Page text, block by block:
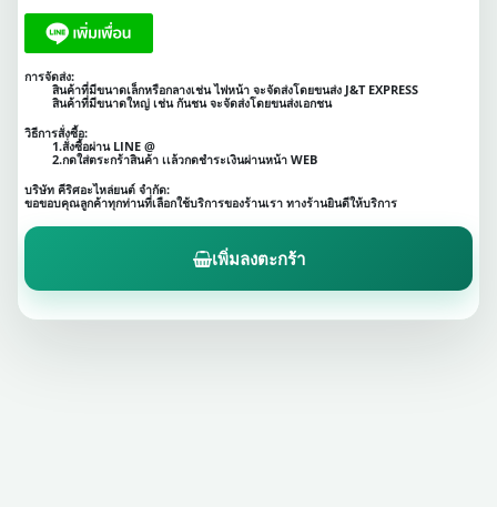
การจัดส่ง:
สินค้าที่มีขนาดเล็กหรือกลางเช่น ไฟหน้า จะจัดส่งโดยขนส่ง J&T EXPRESS
สินค้าที่มีขนาดใหญ่ เช่น กันชน จะจัดส่งโดยขนส่งเอกชน
วิธีการสั่งซื้อ:
1.สั่งซื้อผ่าน LINE @
2.กดใส่ตระกร้าสินค้า เเล้วกดชำระเงินผ่านหน้า WEB
บริษัท คีริศอะไหล่ยนต์ จำกัด:
ขอขอบคุณลูกค้าทุกท่านที่เลือกใช้บริการของร้านเรา ทางร้านยินดีให้บริการ
เพิ่มลงตะกร้า